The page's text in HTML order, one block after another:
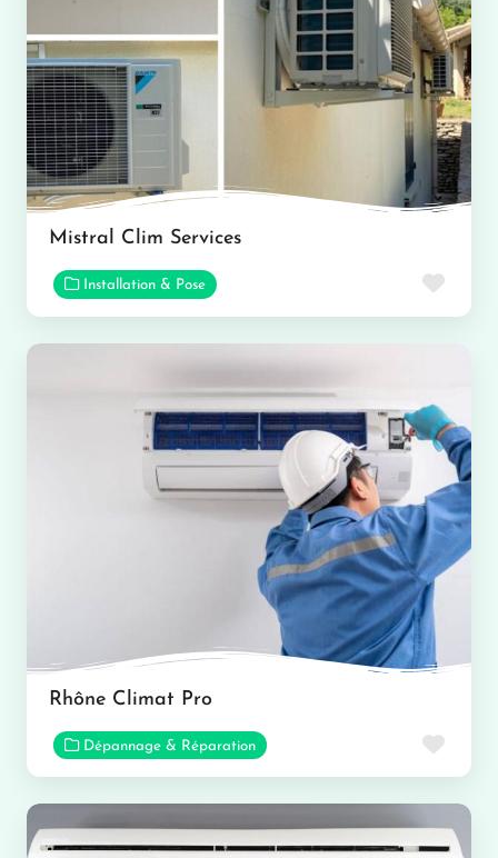
Mistral Clim Services
Installation & Pose
Rhône Climat Pro
Dépannage & Réparation